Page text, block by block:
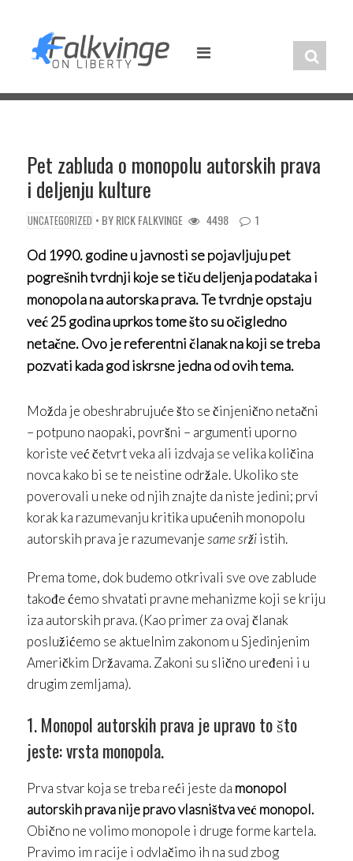
content
Pet zabluda o monopolu autorskih prava
i deljenju kulture
UNCATEGORIZED • BYRICK FALKVINGE 4498 1
Od 1990. godine u javnosti se pojavljuju pet
pogrešnih tvrdnji koje se tiču deljenja podataka i
monopola na autorska prava. Te tvrdnje opstaju
već 25 godina uprkos tome što su očigledno
netačne. Ovo je referentni članak na koji se treba
pozvati kada god iskrsne jedna od ovih tema.
Možda je obeshrabrujuće što se činjenično netačni
– potpuno naopaki, površni – argumenti uporno
koriste već četvrt veka ali izdvaja se velika količina
novca kako bi se te neistine održale. Ukoliko ste
poverovali u neke od njih znajte da niste jedini; prvi
korak ka razumevanju kritika upućenih monopolu
autorskih prava je razumevanjesame sržiistih.
Prema tome, dok budemo otkrivali sve ove zablude
takođe ćemo shvatati pravne mehanizme koji se kriju
iza autorskih prava. (Kao primer za ovaj članak
poslužićemo se aktuelnim zakonom u Sjedinjenim
Američkim Državama. Zakoni su slično uređeni i u
drugim zemljama).
1. Monopol autorskih prava je upravo to što
jeste: vrsta monopola.
Prva stvar koja se treba reći jeste da monopol
autorskih prava nije pravo vlasništva već monopol.
Obično ne volimo monopole i druge forme kartela.
Pravimo im racije i odvlačimo ih na sud zbog